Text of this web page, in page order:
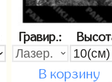
Гравир.:
В корзину